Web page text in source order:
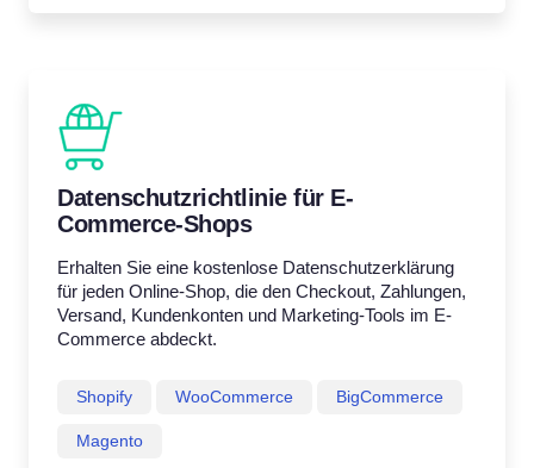
Datenschutzrichtlinie für E-
Commerce-Shops
Erhalten Sie eine kostenlose Datenschutzerklärung
für jeden Online-Shop, die den Checkout, Zahlungen,
Versand, Kundenkonten und Marketing-Tools im E-
Commerce abdeckt.
Shopify WooCommerce BigCommerce
Magento